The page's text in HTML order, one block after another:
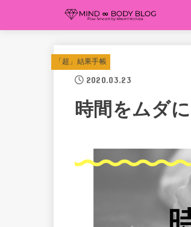
「超」結果手帳
2020.03.23
時間をムダ